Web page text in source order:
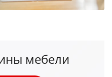
мебели